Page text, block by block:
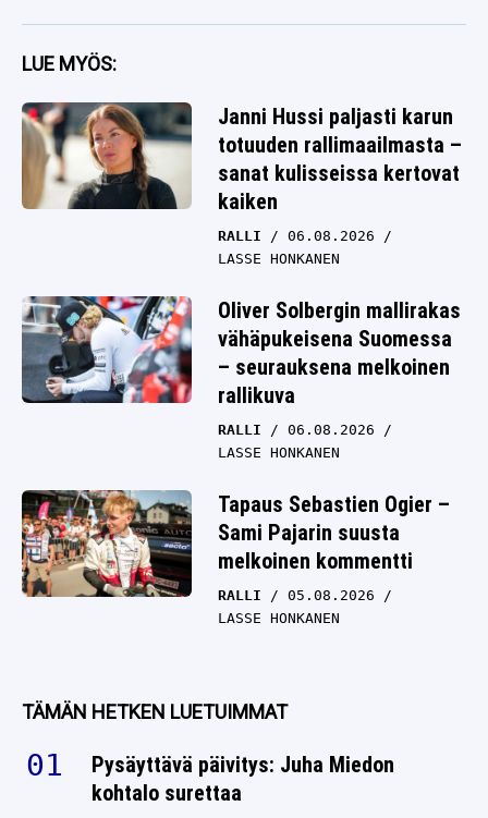
LUE MYÖS:
Janni Hussi paljasti karun
totuuden rallimaailmasta –
sanat kulisseissa kertovat
kaiken
RALLI
06.08.2026
LASSE HONKANEN
Oliver Solbergin mallirakas
vähäpukeisena Suomessa
– seurauksena melkoinen
rallikuva
RALLI
06.08.2026
LASSE HONKANEN
Tapaus Sebastien Ogier –
Sami Pajarin suusta
melkoinen kommentti
RALLI
05.08.2026
LASSE HONKANEN
TÄMÄN HETKEN LUETUIMMAT
Pysäyttävä päivitys: Juha Miedon
kohtalo surettaa